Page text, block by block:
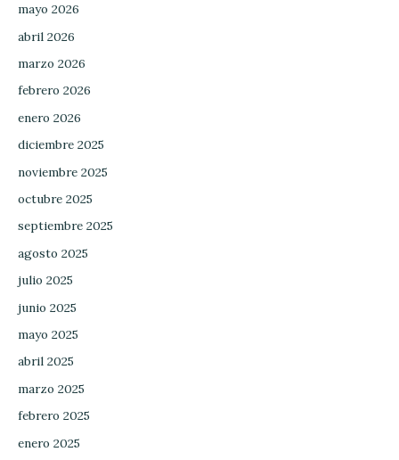
mayo 2026
abril 2026
marzo 2026
febrero 2026
enero 2026
diciembre 2025
noviembre 2025
octubre 2025
septiembre 2025
agosto 2025
julio 2025
junio 2025
mayo 2025
abril 2025
marzo 2025
febrero 2025
enero 2025